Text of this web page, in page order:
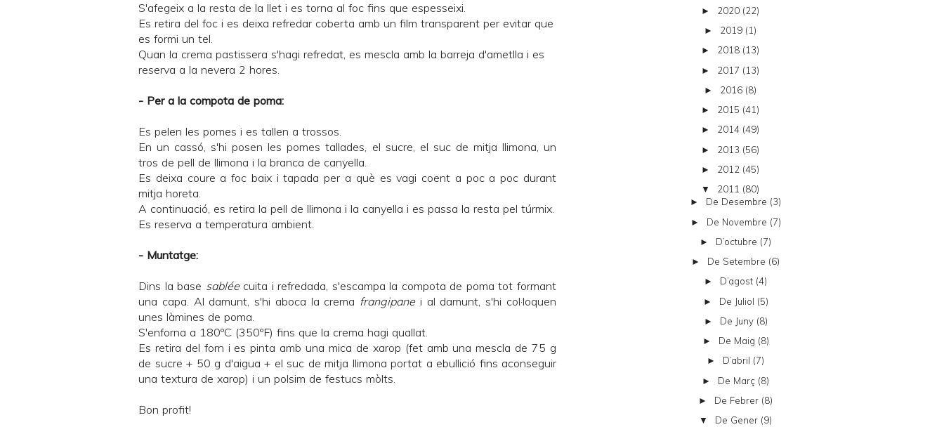
S'afegeix a la resta de la llet i es torna al foc fins que espesseixi.
Es retira del foc i es deixa refredar coberta amb un film transparent per evitar que
es formi un tel.
Quan la crema pastissera s'hagi refredat, es mescla amb la barreja d'ametlla i es
reserva a la nevera 2 hores.
- Per a la compota de poma:
Es pelen les pomes i es tallen a trossos.
En un cassó, s'hi posen les pomes tallades, el sucre, el suc de mitja llimona, un
tros de pell de llimona i la branca de canyella.
Es deixa coure a foc baix i tapada per a què es vagi coent a poc a poc durant
mitja horeta.
A continuació, es retira la pell de llimona i la canyella i es passa la resta pel túrmix.
Es reserva a temperatura ambient.
- Muntatge:
Dins la base sabléecuita i refredada, s'escampa la compota de poma tot formant
una capa. Al damunt, s'hi aboca la crema frangipanei al damunt, s'hi col·loquen
unes làmines de poma.
S'enforna a 180ºC (350ºF) fins que la crema hagi quallat.
Es retira del forn i es pinta amb una mica de xarop (fet amb una mescla de 75 g
de sucre + 50 g d'aigua + el suc de mitja llimona portat a ebullició fins aconseguir
una textura de xarop) i un polsim de festucs mòlts.
Bon profit!
► 2020 (22)
► 2019 (1)
► 2018 (13)
► 2017 (13)
► 2016 (8)
► 2015 (41)
► 2014 (49)
► 2013 (56)
► 2012 (45)
▼ 2011 (80)
► De Desembre (3)
► De Novembre (7)
► D’octubre (7)
► De Setembre (6)
► D’agost (4)
► De Juliol (5)
► De Juny (8)
► De Maig (8)
► D’abril (7)
► De Març (8)
► De Febrer (8)
▼ De Gener (9)